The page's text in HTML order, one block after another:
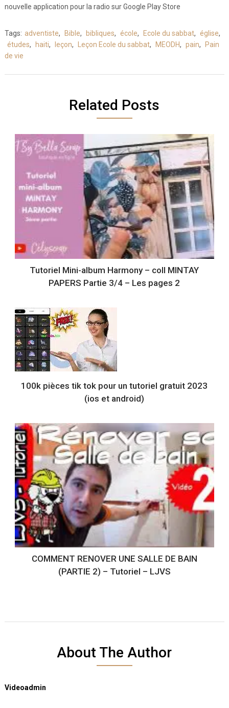
nouvelle application pour la radio sur Google Play Store
Tags: adventiste, Bible, bibliques, école, Ecole du sabbat, église,
études, haiti, leçon, Leçon Ecole du sabbat, MEODH, pain,
Pain
de vie
Related Posts
Tutoriel Mini-album Harmony – coll MINTAY
PAPERS Partie 3/4 – Les pages 2
100k pièces tik tok pour un tutoriel gratuit 2023
(ios et android)
COMMENT RENOVER UNE SALLE DE BAIN
(PARTIE 2) – Tutoriel – LJVS
About The Author
Videoadmin